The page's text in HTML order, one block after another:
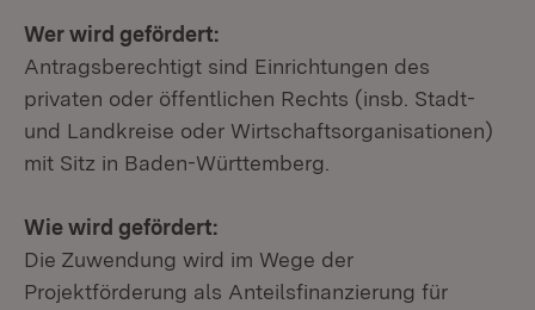
Wer wird gefördert:
Antragsberechtigt sind Einrichtungen des
privaten oder öffentlichen Rechts (insb. Stadt-
und Landkreise oder Wirtschaftsorganisationen)
mit Sitz in Baden-Württemberg.
Wie wird gefördert:
Die Zuwendung wird im Wege der
Projektförderung als Anteilsfinanzierung für